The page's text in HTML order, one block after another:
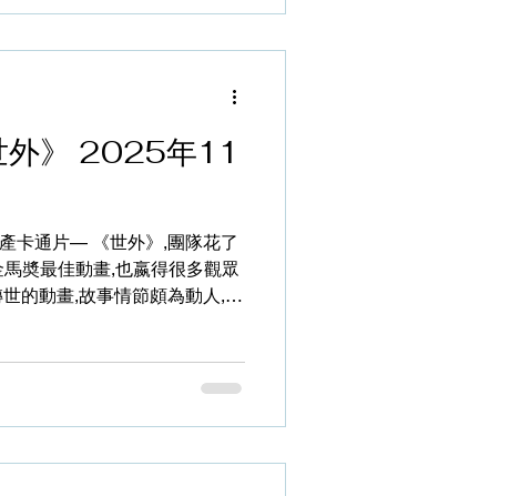
而二者是無分軒輊的。
氣」,這是一個超越三維度、
聞得到,有基督馨香之氣的生
調「耶穌在心中」的說法,是
...的生命,就如笑話落後的宣
,一個女孩略有所聞,往後偶然
看他
外》 2025年11
卡通片— 《世外》,團隊花了
奬最佳動畫,也嬴得很多觀眾
的動畫,故事情節頗為動人,也
解時,心靈裡內的「鬼之芽」